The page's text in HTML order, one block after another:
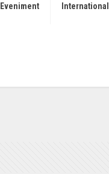
Eveniment International